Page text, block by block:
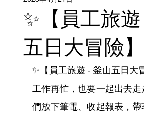
社團活動
✨【員工旅遊
五日大冒險
✨【員工旅遊 · 釜山五日大
工作再忙，也要一起出去
們放下筆電、收起報表，帶